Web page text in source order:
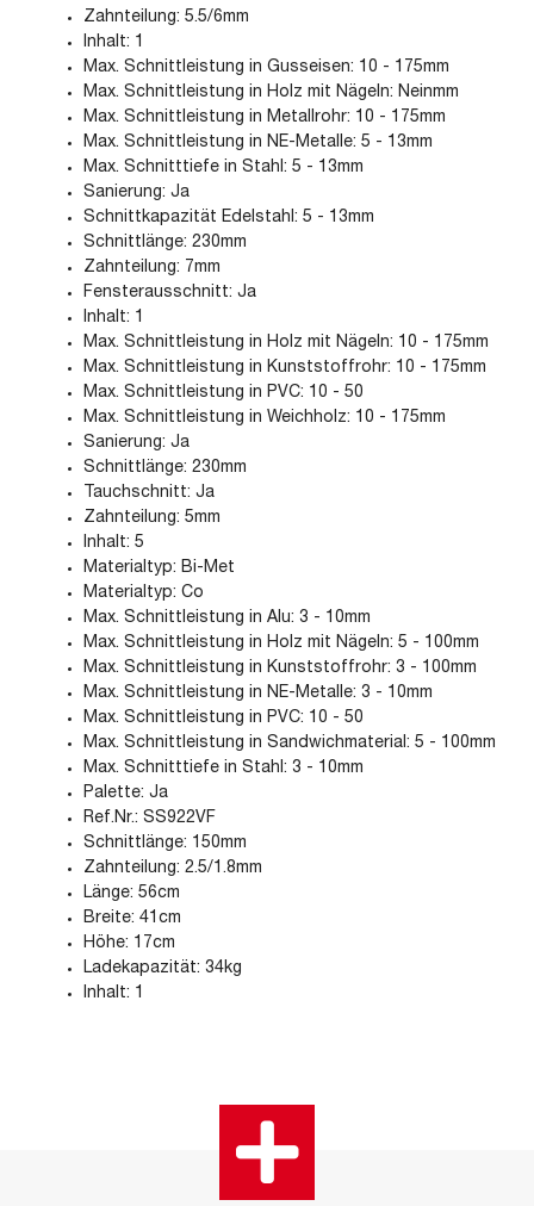
Zahnteilung: 5.5/6mm
Inhalt: 1
Max. Schnittleistung in Gusseisen: 10 - 175mm
Max. Schnittleistung in Holz mit Nägeln: Neinmm
Max. Schnittleistung in Metallrohr: 10 - 175mm
Max. Schnittleistung in NE-Metalle: 5 - 13mm
Max. Schnitttiefe in Stahl: 5 - 13mm
Sanierung: Ja
Schnittkapazität Edelstahl: 5 - 13mm
Schnittlänge: 230mm
Zahnteilung: 7mm
Fensterausschnitt: Ja
Inhalt: 1
Max. Schnittleistung in Holz mit Nägeln: 10 - 175mm
Max. Schnittleistung in Kunststoffrohr: 10 - 175mm
Max. Schnittleistung in PVC: 10 - 50
Max. Schnittleistung in Weichholz: 10 - 175mm
Sanierung: Ja
Schnittlänge: 230mm
Tauchschnitt: Ja
Zahnteilung: 5mm
Inhalt: 5
Materialtyp: Bi-Met
Materialtyp: Co
Max. Schnittleistung in Alu: 3 - 10mm
Max. Schnittleistung in Holz mit Nägeln: 5 - 100mm
Max. Schnittleistung in Kunststoffrohr: 3 - 100mm
Max. Schnittleistung in NE-Metalle: 3 - 10mm
Max. Schnittleistung in PVC: 10 - 50
Max. Schnittleistung in Sandwichmaterial: 5 - 100mm
Max. Schnitttiefe in Stahl: 3 - 10mm
Palette: Ja
Ref.Nr.: SS922VF
Schnittlänge: 150mm
Zahnteilung: 2.5/1.8mm
Länge: 56cm
Breite: 41cm
Höhe: 17cm
Ladekapazität: 34kg
Inhalt: 1